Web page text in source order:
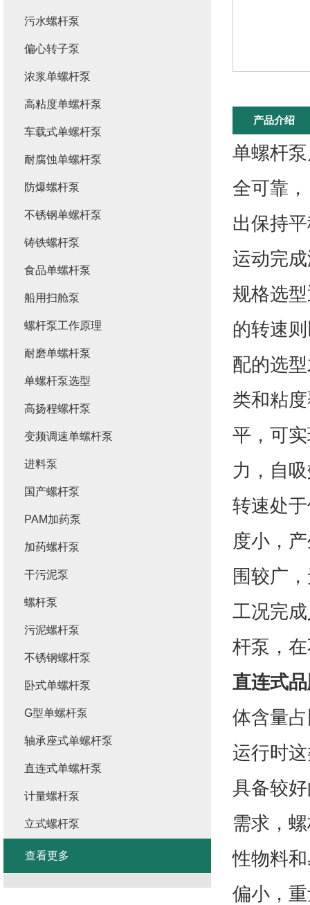
产品介绍
单螺杆
全可靠
出保持
运动完
规格选
的转速
配的选
类和粘
平，可
力，自
转速处
度小，
围较广
工况完
杆泵，
直连式
体含量
运行时
具备较
需求，
性物料
偏小，
污水螺杆泵
偏心转子泵
浓浆单螺杆泵
高粘度单螺杆泵
车载式单螺杆泵
耐腐蚀单螺杆泵
防爆螺杆泵
不锈钢单螺杆泵
铸铁螺杆泵
食品单螺杆泵
船用扫舱泵
螺杆泵工作原理
耐磨单螺杆泵
单螺杆泵选型
高扬程螺杆泵
变频调速单螺杆泵
进料泵
国产螺杆泵
PAM加药泵
加药螺杆泵
干污泥泵
螺杆泵
污泥螺杆泵
不锈钢螺杆泵
卧式单螺杆泵
G型单螺杆泵
轴承座式单螺杆泵
直连式单螺杆泵
计量螺杆泵
立式螺杆泵
查看更多